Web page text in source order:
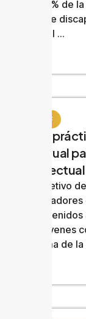
del 15% de
tipo de
crucial ...
GIAFF
Guía
y sexual
intelectual
El objetivo
y
los jóvenes
el tema de